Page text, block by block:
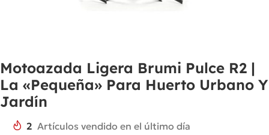
Motoazada Ligera Brumi Pulce R2 |
La «Pequeña» Para Huerto Urbano Y
Jardín
2 Artículos vendido en el último día